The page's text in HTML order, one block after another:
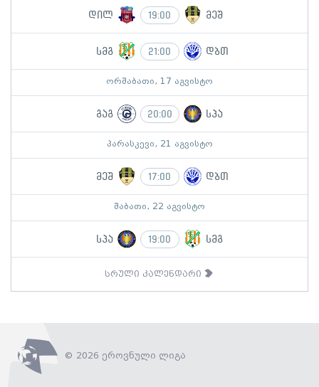
დილ 19:00 მეშ
სმგ 21:00 დბთ
ორშაბათი, 17 აგვისტო
გაგ 20:00 სპა
პარასკევი, 21 აგვისტო
მეშ 17:00 დბთ
შაბათი, 22 აგვისტო
სპა 19:00 სმგ
სრული კალენდარი
© 2026 ეროვნული ლიგა